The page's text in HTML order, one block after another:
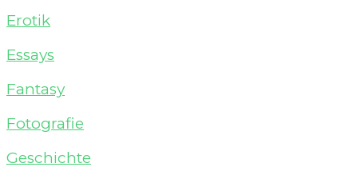
Erotik
Essays
Fantasy
Fotografie
Geschichte